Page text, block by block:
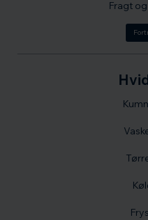
Fragt